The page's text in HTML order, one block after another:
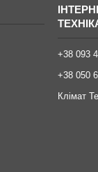
+38 093
+38 050
Клімат